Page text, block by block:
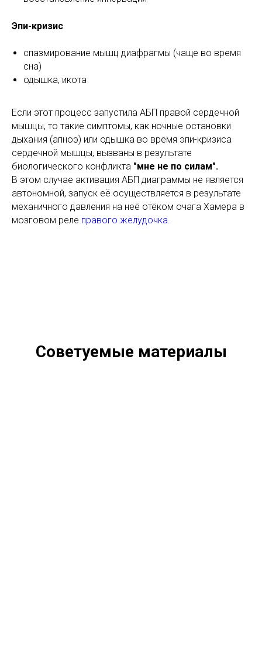
Эпи-кризис
спазмирование мышц диафрагмы (чаще во время
сна)
одышка, икота
Если этот процесс запустила АБП правой сердечной
мышцы, то такие симптомы, как ночные остановки
дыхания (апноэ) или одышка во время эпи-кризиса
сердечной мышцы, вызваны в результате
биологического конфликта "мне не по силам".
В этом случае активация АБП диаграммы не является
автономной, запуск её осуществляется в результате
механичного давления на неё отёком очага Хамера в
мозговом реле правого желудочка.
Советуемые материалы